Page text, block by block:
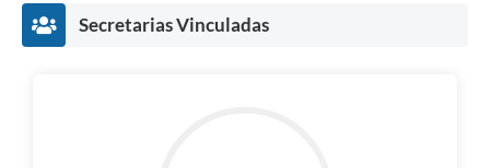
Secretarias Vinculadas